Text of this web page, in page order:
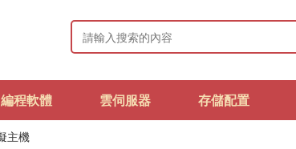
編程軟體 雲伺服器 存儲配置
主機